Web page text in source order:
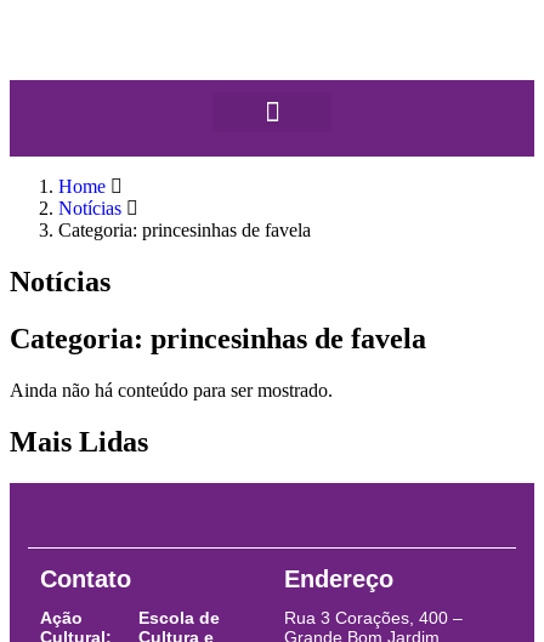
Home
Notícias
Categoria: princesinhas de favela
Notícias
Categoria: princesinhas de favela
Ainda não há conteúdo para ser mostrado.
Mais Lidas
Contato
Ação
Cultural:
Escola de
Cultura e
Endereço
Rua 3 Corações, 400 –
Grande Bom Jardim,